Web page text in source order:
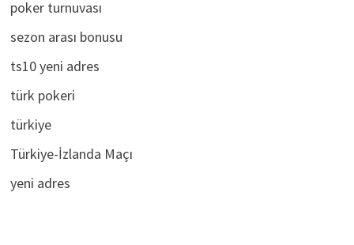
poker turnuvası
sezon arası bonusu
ts10 yeni adres
türk pokeri
türkiye
Türkiye-İzlanda Maçı
yeni adres